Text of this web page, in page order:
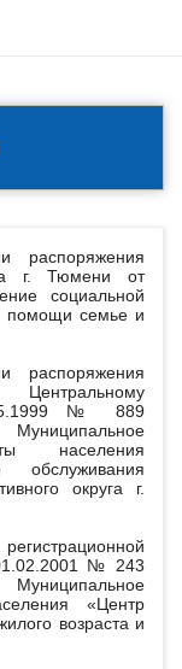
распоряжения
г. Тюмени от
социальной
помощи семье и
распоряжения
Центральному
№ 889
населения
обслуживания
округа г.
№ 243
«Центр
возраста и